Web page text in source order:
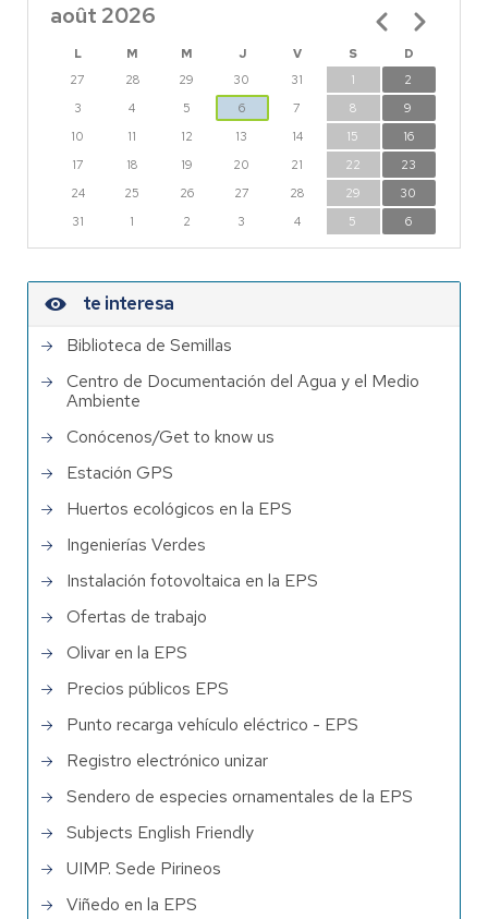
août 2026
L M M J V S
D
27
28 29 30 31 1
2
3
4 5 6 7 8
9
10
11 12 13 14 15
16
17
18 19 20 21 22
23
24
25 26 27 28 29
30
31
1 2 3 4 5 6
Pagination
te interesa
Biblioteca de Semillas
Centro de Documentación del Agua y el Medio
Ambiente
Conócenos/Get to know us
Estación GPS
Huertos ecológicos en la EPS
Ingenierías Verdes
Instalación fotovoltaica en la EPS
Ofertas de trabajo
Olivar en la EPS
Precios públicos EPS
Punto recarga vehículo eléctrico - EPS
Registro electrónico unizar
Sendero de especies ornamentales de la EPS
Subjects English Friendly
UIMP. Sede Pirineos
Viñedo en la EPS